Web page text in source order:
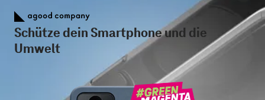
Schütze dein Smartphone und die
Umwelt